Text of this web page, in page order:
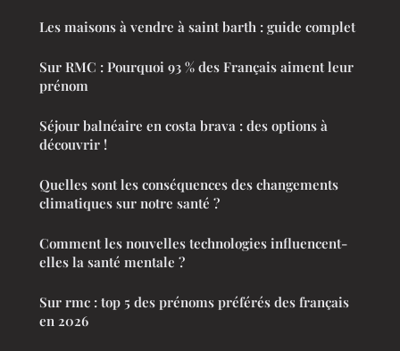
Les maisons à vendre à saint barth : guide complet
Sur RMC : Pourquoi 93 % des Français aiment leur
prénom
Séjour balnéaire en costa brava : des options à
découvrir !
Quelles sont les conséquences des changements
climatiques sur notre santé ?
Comment les nouvelles technologies influencent-
elles la santé mentale ?
Sur rmc : top 5 des prénoms préférés des français
en 2026